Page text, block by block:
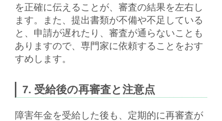
を正確に伝えることが、審査の結果を左右し
ます。また、提出書類が不備や不足している
と、申請が遅れたり、審査が通らないことも
ありますので、専門家に依頼することをおす
すめします。
7. 受給後の再審査と注意点
障害年金を受給した後も、定期的に再審査が